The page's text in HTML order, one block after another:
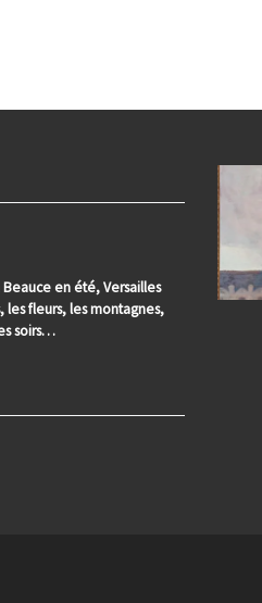
Beauce en été, Versailles
les fleurs, les montagnes,
soirs…